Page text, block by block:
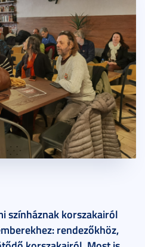
színháznak korszakairól
rendezőkhöz,